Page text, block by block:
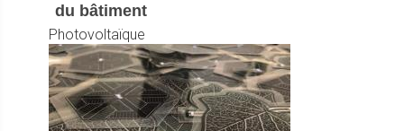
du bâtiment
Photovoltaïque